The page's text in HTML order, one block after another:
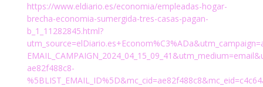
https://www.eldiario.es/economia/empleadas-hogar-
brecha-economia-sumergida-tres-casas-pagan-
b_1_11282845.html?
ae82f488c8-